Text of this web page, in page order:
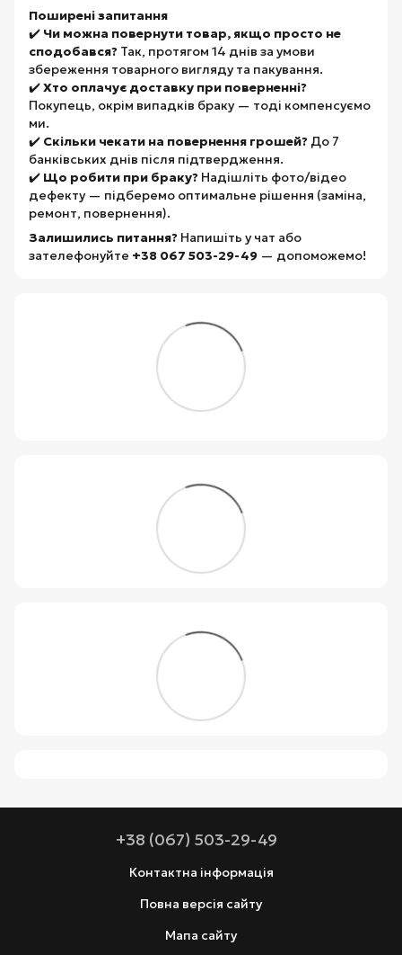
Поширені запитання
✔️ Чи можна повернути товар, якщо просто не
сподобався? Так, протягом 14 днів за умови
збереження товарного вигляду та пакування.
✔️Хто оплачує доставку при поверненні?
Покупець, окрім випадків браку — тоді компенсуємо
ми.
✔️ Скільки чекати на повернення грошей? До 7
банківських днів після підтвердження.
✔️ Що робити при браку? Надішліть фото/відео
дефекту — підберемо оптимальне рішення (заміна,
ремонт, повернення).
Залишились питання? Напишіть у чат або
зателефонуйте +38 067 503-29-49 — допоможемо!
+38 (067) 503-29-49
Контактна інформація
Повна версія сайту
Мапа сайту